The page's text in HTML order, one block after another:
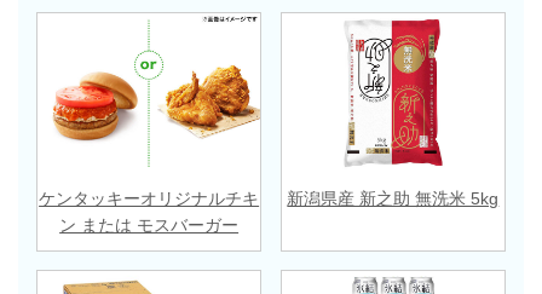
ケンタッキーオリジナルチキ
ン または モスバーガー
新潟県産 新之助 無洗米 5kg